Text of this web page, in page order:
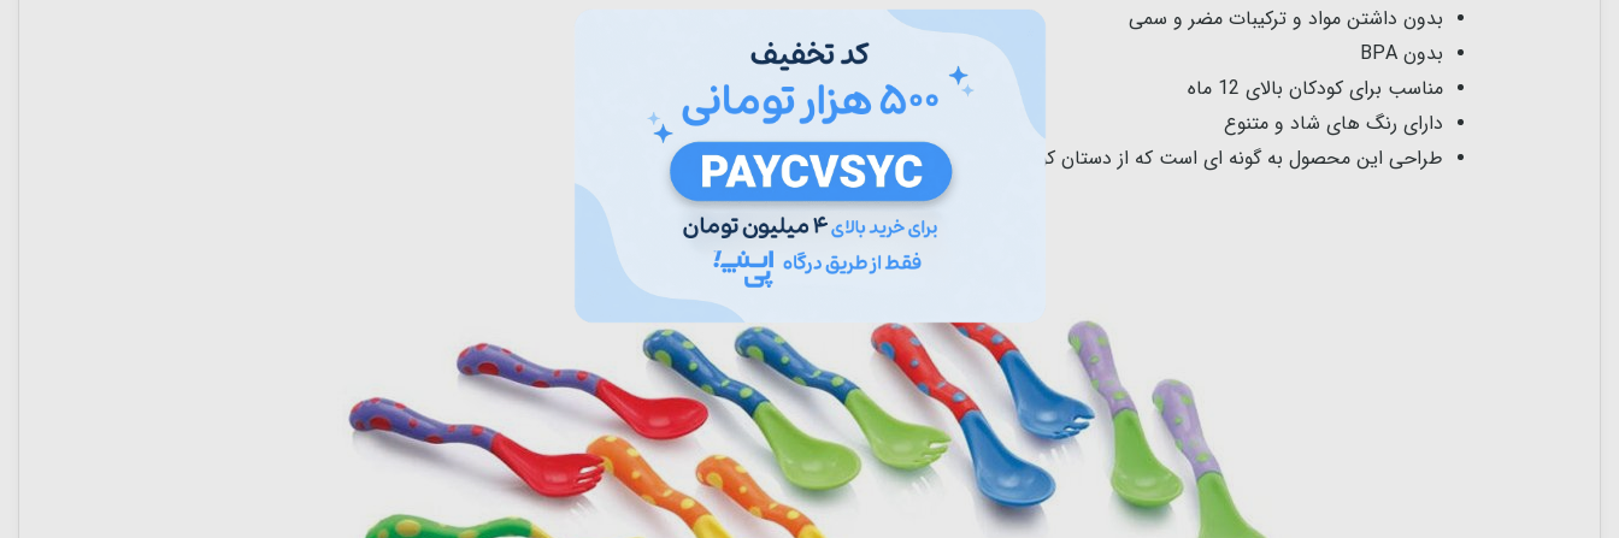
بدون داشتن مواد و ترکیبات مضر و سمی
بدون BPA
مناسب برای کودکان بالای 12 ماه
دارای رنگ های شاد و متنوع
طراحی این محصول به گونه ای است که از دستان کودک سر نمی خورد